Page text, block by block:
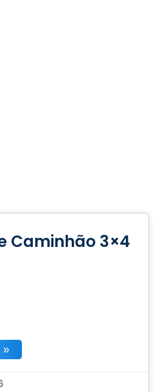
Caminhão 3×4
»